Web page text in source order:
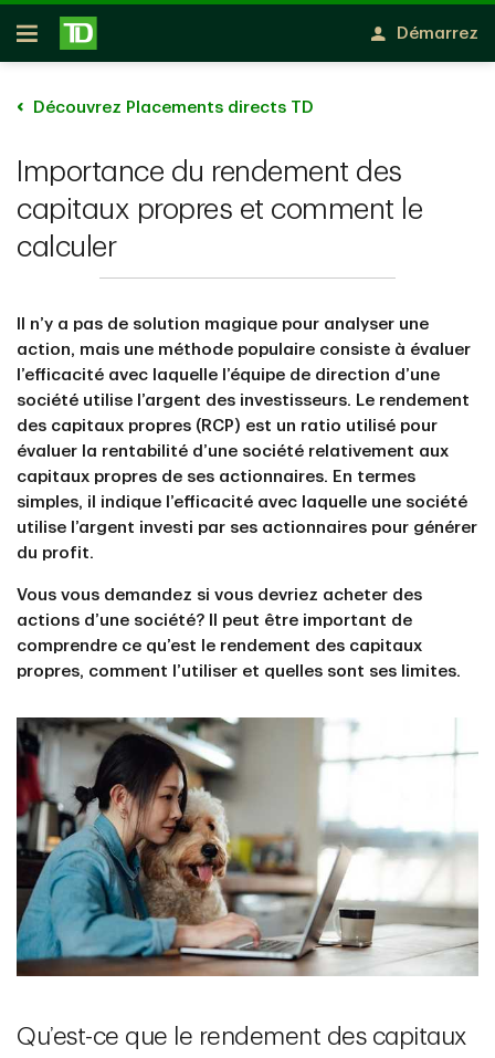
Passer au contenu principal
Ouvert
Démarrez
Découvrez Placements directs TD
Importance du rendement des
capitaux propres et comment le
calculer
Il n’y a pas de solution magique pour analyser une
action, mais une méthode populaire consiste à évaluer
l’efficacité avec laquelle l’équipe de direction d’une
société utilise l’argent des investisseurs. Le rendement
des capitaux propres (RCP) est un ratio utilisé pour
évaluer la rentabilité d’une société relativement aux
capitaux propres de ses actionnaires. En termes
simples, il indique l’efficacité avec laquelle une société
utilise l’argent investi par ses actionnaires pour générer
du profit.
Vous vous demandez si vous devriez acheter des
actions d’une société? Il peut être important de
comprendre ce qu’est le rendement des capitaux
propres, comment l’utiliser et quelles sont ses limites.
Qu’est-ce que le rendement des capitaux